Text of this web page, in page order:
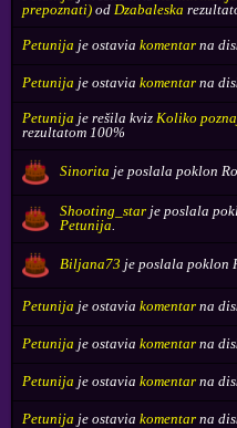
prepoznati) od Dzabaleska
Petunija je ostavia komentar na
Petunija je ostavia komentar na
Petunija je rešila kviz Koliko
rezultatom 100%
Sinorita je poslala poklon
Shooting_star je poslala
Petunija
Biljana73 je poslala poklon
Petunija je ostavia komentar na
Petunija je ostavia komentar na
Petunija je ostavia komentar na
Petunija je ostavia komentar na